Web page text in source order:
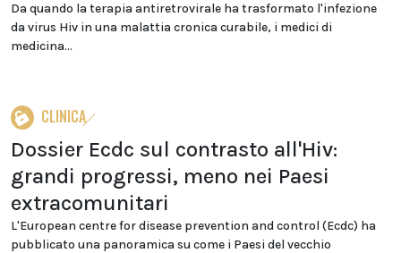
Da quando la terapia antiretrovirale ha trasformato l'infezione
da virus Hiv in una malattia cronica curabile, i medici di
medicina...
CLINICA
Dossier Ecdc sul contrasto all'Hiv:
grandi progressi, meno nei Paesi
extracomunitari
L'European centre for disease prevention and control (Ecdc) ha
pubblicato una panoramica su come i Paesi del vecchio